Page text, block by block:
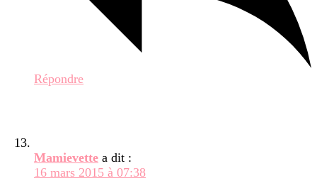
Répondre
Mamievette a dit :
16 mars 2015 à 07:38